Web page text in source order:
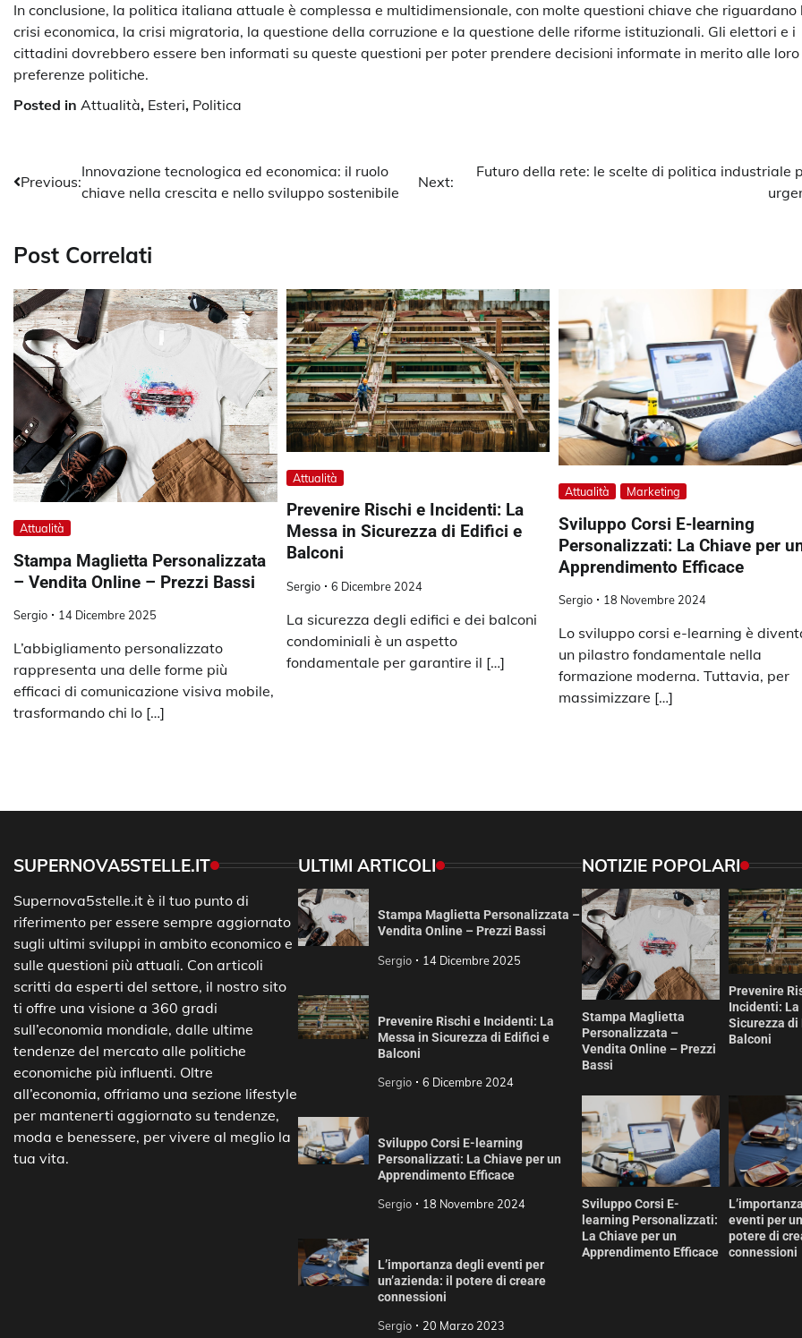
In conclusione, la politica italiana attuale è complessa e multidimensionale, con molte questioni chiave che riguardano
crisi economica, la crisi migratoria, la questione della corruzione e la questione delle riforme istituzionali. Gli elettori e i
cittadini dovrebbero essere ben informati su queste questioni per poter prendere decisioni informate in merito alle loro
preferenze politiche.
Posted in Attualità, Esteri, Politica
Navigazione
Previous:
Innovazione tecnologica ed economica: il ruolo
chiave nella crescita e nello sviluppo sostenibile
Next:
Futuro della rete: le scelte di politica industriale
Post Correlati
Attualità
Stampa Maglietta Personalizzata
– Vendita Online – Prezzi Bassi
Sergio 14 Dicembre 2025
L’abbigliamento personalizzato
rappresenta una delle forme più
efficaci di comunicazione visiva mobile,
trasformando chi lo […]
Attualità
Prevenire Rischi e Incidenti: La
Messa in Sicurezza di Edifici e
Balconi
Sergio 6 Dicembre 2024
La sicurezza degli edifici e dei balconi
condominiali è un aspetto
fondamentale per garantire il […]
Attualità Marketing
Sviluppo Corsi E-learning
Personalizzati: La Chiave per
Apprendimento Efficace
Sergio 18 Novembre 2024
Lo sviluppo corsi e-learning è
un pilastro fondamentale nella
formazione moderna. Tuttavia, per
massimizzare […]
SUPERNOVA5STELLE.IT
Supernova5stelle.it è il tuo punto di
riferimento per essere sempre aggiornato
sugli ultimi sviluppi in ambito economico e
sulle questioni più attuali. Con articoli
scritti da esperti del settore, il nostro sito
ti offre una visione a 360 gradi
sull’economia mondiale, dalle ultime
tendenze del mercato alle politiche
economiche più influenti. Oltre
all’economia, offriamo una sezione lifestyle
per mantenerti aggiornato su tendenze,
moda e benessere, per vivere al meglio la
tua vita.
ULTIMI ARTICOLI
Stampa Maglietta Personalizzata –
Vendita Online – Prezzi Bassi
Sergio 14 Dicembre 2025
Prevenire Rischi e Incidenti: La
Messa in Sicurezza di Edifici e
Balconi
Sergio 6 Dicembre 2024
Sviluppo Corsi E-learning
Personalizzati: La Chiave per un
Apprendimento Efficace
Sergio 18 Novembre 2024
L’importanza degli eventi per
un’azienda: il potere di creare
connessioni
Sergio 20 Marzo 2023
NOTIZIE POPOLARI
Stampa Maglietta
Personalizzata –
Vendita Online – Prezzi
Bassi
Prevenire
Incidenti: La
Sicurezza di
Balconi
Sviluppo Corsi E-
learning Personalizzati:
La Chiave per un
Apprendimento Efficace
eventi per
potere di
connessioni